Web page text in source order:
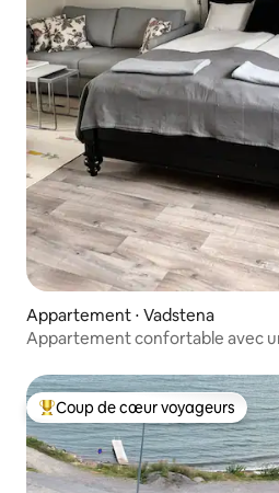
Appartement ⋅ Vadstena
Appartement confortable avec
Coups de cœur voyageurs les
Coup de cœur voyageurs